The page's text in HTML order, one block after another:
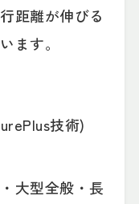
距離が伸びる
ます。
技術)
大型全般・長